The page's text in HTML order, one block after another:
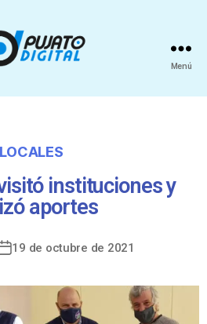
Menú
LOCALES
instituciones y
aportes
19 de octubre de 2021